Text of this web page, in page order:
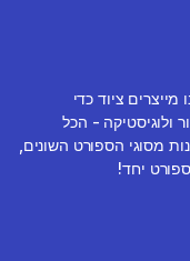
ציוד כדי
ולוגיסטיקה - הכל
מסוגי הספורט השונים,